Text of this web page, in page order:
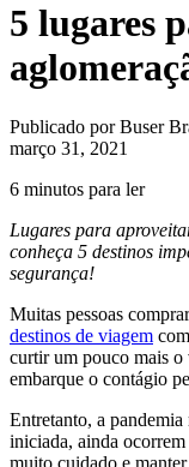
5 lugares
Publicado por Buser
março 31, 2021
6 minutos para ler
Lugares para
conheça 5 destinos
segurança!
Muitas pessoas
destinos de viagem
curtir um pouco mais o
embarque o contágio
Entretanto, a
iniciada, ainda
muito cuidado e